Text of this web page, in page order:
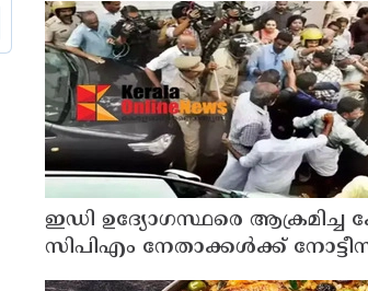
ഇഡി ഉദ്യോഗസ്ഥരെ ആക്രമിച്ച
സിപിഎം നേതാക്കൾക്ക്
പേരെയും ചോദ്യം ചെയ്യും